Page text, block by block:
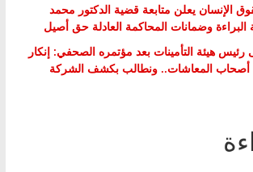
الإنسان يعلن متابعة قضية الدكتور محمد
البراءة وضمانات المحاكمة العادلة حق أصيل
هيئة التأمينات بعد مؤتمره الصحفي: إنكار
أصحاب المعاشات.. ونطالب بكشف الشركة